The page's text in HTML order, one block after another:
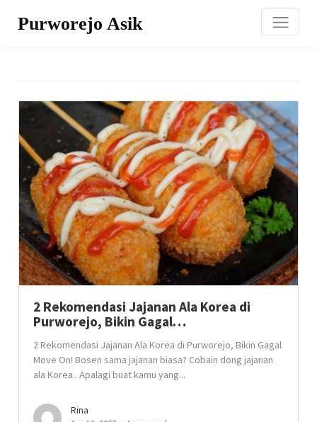
Purworejo Asik
2 Rekomendasi Jajanan Ala Korea di
Purworejo, Bikin Gagal…
2 Rekomendasi Jajanan Ala Korea di Purworejo, Bikin Gagal
Move On! Bosen sama jajanan biasa? Cobain dong jajanan
ala Korea.. Apalagi buat kamu yang...
Rina